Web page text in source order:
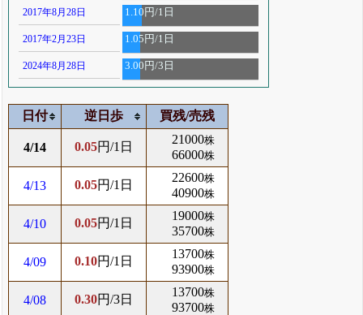
2017年8月28日 1.10円/1日
2017年2月23日 1.05円/1日
2024年8月28日 3.00円/3日
日付 逆日歩 買残/売残
4/14 0.05円/1日
21000株
66000株
4/13 0.05円/1日
22600株
40900株
4/10 0.05円/1日
19000株
35700株
4/09 0.10円/1日
13700株
93900株
4/08 0.30円/3日
13700株
93700株